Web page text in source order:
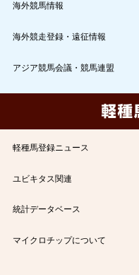
海外競馬情報
海外競走登録・遠征情報
アジア競馬会議・競馬連盟
軽種馬登録ニュース
ユビキタス関連
統計データベース
マイクロチップについて